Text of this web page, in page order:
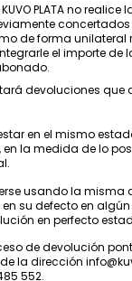
PLATA no
de forma unilateral
el importe
devoluciones
en el mismo
en la medida de lo
usando la misma
su defecto en
en perfecto
de devolución
la dirección
552.